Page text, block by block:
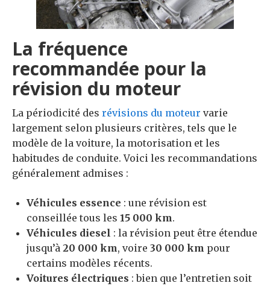
La fréquence
recommandée pour la
révision du moteur
La périodicité des révisions du moteur varie
largement selon plusieurs critères, tels que le
modèle de la voiture, la motorisation et les
habitudes de conduite. Voici les recommandations
généralement admises :
Véhicules essence : une révision est
conseillée tous les 15 000 km.
Véhicules diesel : la révision peut être étendue
jusqu’à 20 000 km, voire 30 000 km pour
certains modèles récents.
Voitures électriques : bien que l’entretien soit